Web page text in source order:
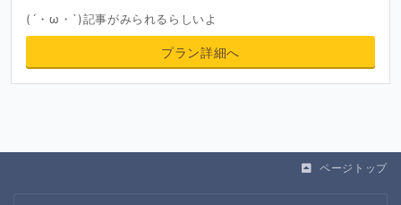
(´・ω・`)記事がみられるらしいよ
プラン詳細へ
ページトップ